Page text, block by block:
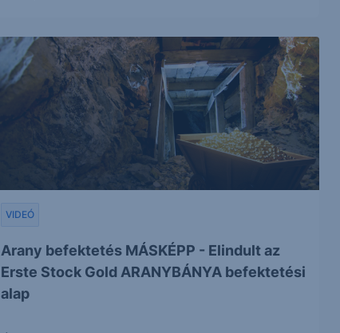
Arany befektetés MÁSKÉPP - Elindult az
Erste Stock Gold ARANYBÁNYA befektetési
alap
VIDEÓ